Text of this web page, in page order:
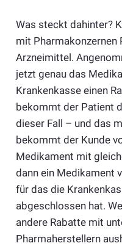
Was steckt dahinter?
mit Pharmakonzernen
Arzneimittel.
jetzt genau das
Krankenkasse einen
bekommt der Patient
dieser Fall – und das
bekommt der Kunde
Medikament mit
dann ein Medikament
für das die
abgeschlossen hat.
andere Rabatte mit
Pharmaherstellern